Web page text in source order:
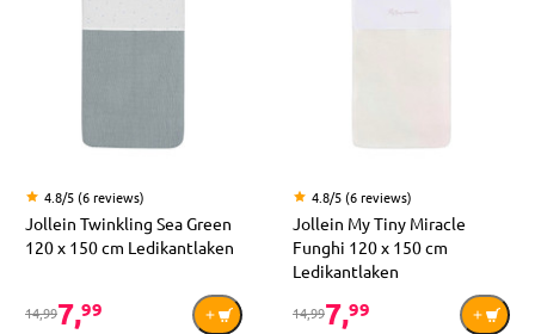
4.8/5 (6 reviews)
Jollein Twinkling Sea Green
120 x 150 cm Ledikantlaken
14,997,99
4.8/5 (6 reviews)
Jollein My Tiny Miracle
Funghi 120 x 150 cm
Ledikantlaken
14,997,99